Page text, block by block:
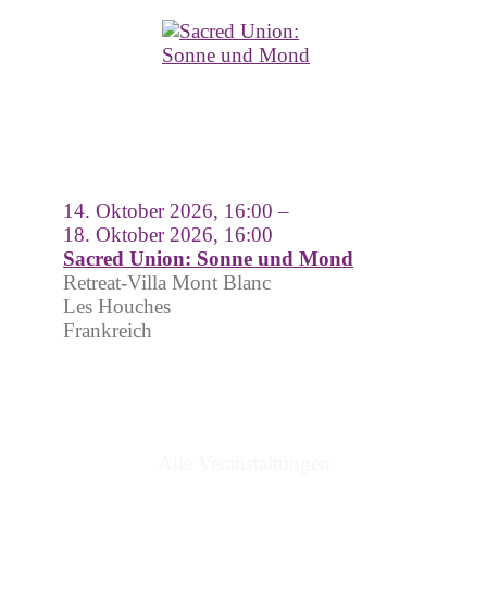
14. Oktober 2026, 16:00 –
18. Oktober 2026, 16:00
Sacred Union: Sonne und Mond
Retreat-Villa Mont Blanc
Les Houches
Frankreich